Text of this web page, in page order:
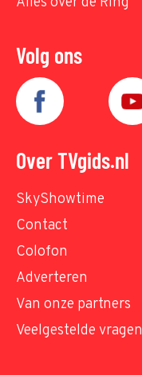
Volg ons
Over TVgids.nl
SkyShowtime
Contact
Colofon
Adverteren
Van onze partners
Veelgestelde vragen